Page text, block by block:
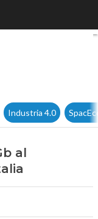
in fibra a 25 Gb
Industria 4.0
al